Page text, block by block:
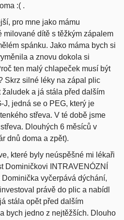
:( .
pro mne jako mámu
milované dítě s těžkým zápalem
spánku. Jako máma bych si
a znovu dokola si
ten malý chlapeček musí být
Skrz silné léky na zápal plic
a já stála před dalším
J, jedná se o PEG, který je
střeva. V té době jsme
Dlouhých 6 měsíců v
dnů doma a zpět).
které byly neúspěšné mi lékaři
Dominičkovi INTRAVENÓZNÍ
vyčerpává dýchání,
právě do plic a nabídl
stála opět před dalším
bych jedno z nejtěžších. Dlouho